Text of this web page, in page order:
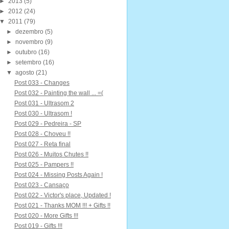
2012 (24)
2011 (79)
►dezembro (5)
►novembro (9)
►outubro (16)
►setembro (16)
▼ agosto (21)
Post 033 - Changes
Post 032 - Painting the wall ... =(
Post 031 - Ultrasom 2
Post 030 - Ultrasom !
Post 029 - Pedreira - SP
Post 028 - Choveu !!
Post 027 - Reta final
Post 026 - Muitos Chutes !!
Post 025 - Pampers !!
Post 024 - Missing Posts Again !
Post 023 - Cansaço
Post 022 - Victor's place, Updated !
Post 021 - Thanks MOM !!! + Gifts !!
Post 020 - More Gifts !!!
Post 019 - Gifts !!!